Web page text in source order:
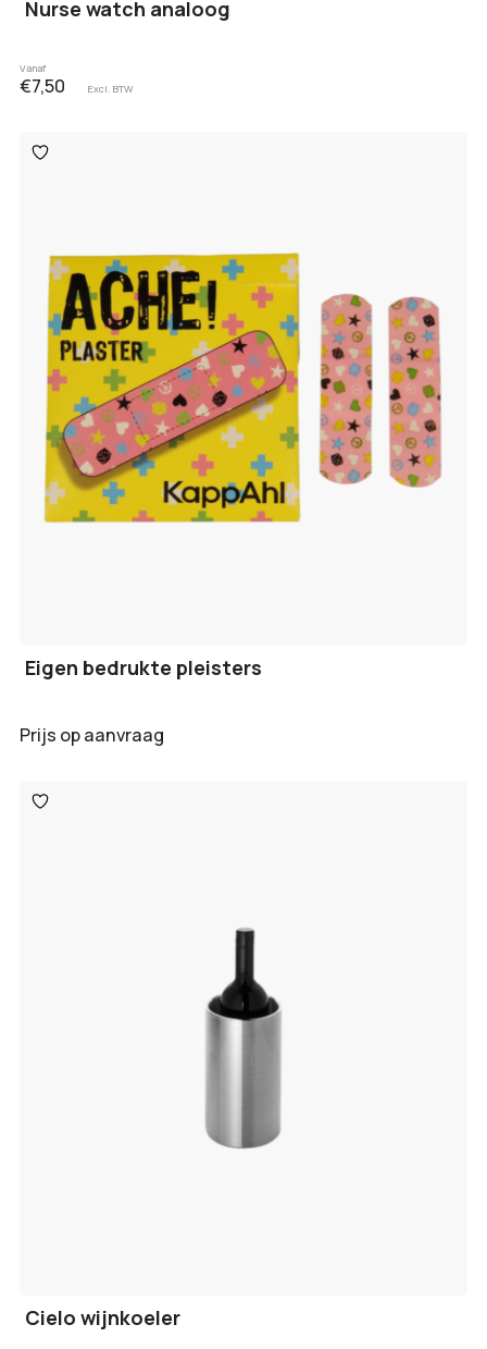
Nurse watch analoog
Vanaf
€7,50 Excl. BTW
Toevoegen
aan
Eigen bedrukte pleisters
Prijs op aanvraag
Toevoegen
aan
Cielo wijnkoeler